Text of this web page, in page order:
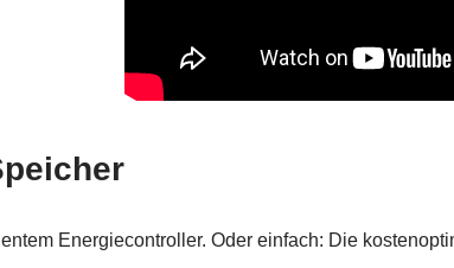
Energiecontroller. Oder einfach: Die